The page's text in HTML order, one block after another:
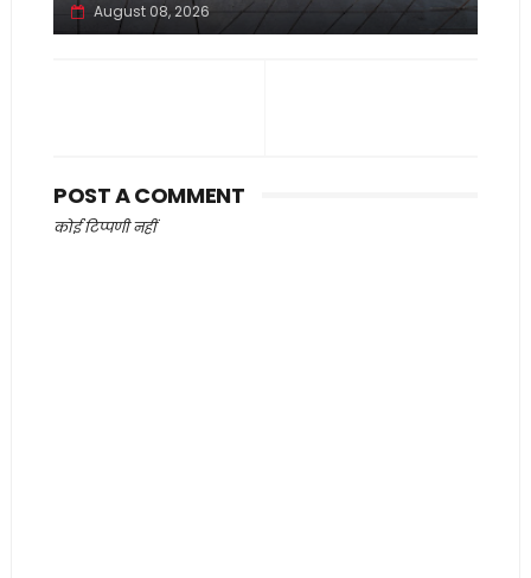
August 08, 2026
POST A COMMENT
कोई टिप्पणी नहीं